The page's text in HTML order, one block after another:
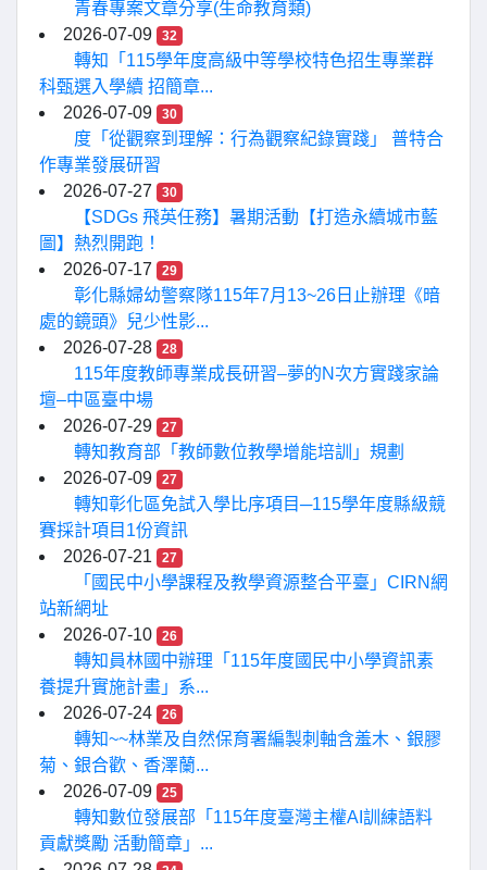
青春專案文章分享(生命教育類)
2026-07-09
32
轉知「115學年度高級中等學校特色招生專業群
科甄選入學續 招簡章...
2026-07-09
30
度「從觀察到理解：行為觀察紀錄實踐」 普特合
作專業發展研習
2026-07-27
30
【SDGs 飛英任務】暑期活動【打造永續城市藍
圖】熱烈開跑！
2026-07-17
29
彰化縣婦幼警察隊115年7月13~26日止辦理《暗
處的鏡頭》兒少性影...
2026-07-28
28
115年度教師專業成長研習–夢的N次方實踐家論
壇–中區臺中場
2026-07-29
27
轉知教育部「教師數位教學增能培訓」規劃
2026-07-09
27
轉知彰化區免試入學比序項目─115學年度縣級競
賽採計項目1份資訊
2026-07-21
27
「國民中小學課程及教學資源整合平臺」CIRN網
站新網址
2026-07-10
26
轉知員林國中辦理「115年度國民中小學資訊素
養提升實施計畫」系...
2026-07-24
26
轉知~~林業及自然保育署編製刺軸含羞木、銀膠
菊、銀合歡、香澤蘭...
2026-07-09
25
轉知數位發展部「115年度臺灣主權AI訓練語料
貢獻獎勵 活動簡章」...